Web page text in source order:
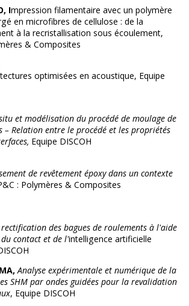
Impression filamentaire avec un polymère
en microfibres de cellulose : de la
à la recristallisation sous écoulement,
& Composites
optimisées en acoustique, Equipe
et modélisation du procédé de moulage de
– Relation entre le procédé et les propriétés
Equipe DISCOH
de revêtement époxy dans un contexte
: Polymères & Composites
des bagues de roulements à l'aide
contact et de l'intelligence artificielle
Analyse expérimentale et numérique de la
SHM par ondes guidées pour la revalidation
, Equipe DISCOH